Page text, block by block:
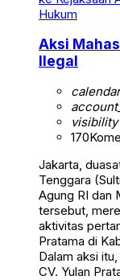
Hukum
Aksi
Ilegal
visibility
170
Jakarta,
Tenggara
Agung RI dan
tersebut,
aktivitas
Pratama di
Dalam aksi
CV. Yulan